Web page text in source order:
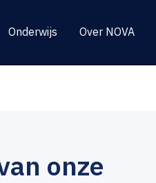
Onderwijs Over NOVA
onze